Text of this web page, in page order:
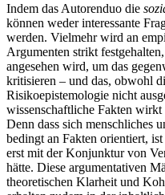
Indem das Autorenduo die
können weder interessante
werden. Vielmehr wird an
Argumenten strikt
angesehen wird, um das
kritisieren – und das, obwohl
Risikoepistemologie nicht
wissenschaftliche Fakten
Denn dass sich menschliches
bedingt an Fakten orientiert,
erst mit der Konjunktur von
hätte. Diese argumentativen
theoretischen Klarheit und